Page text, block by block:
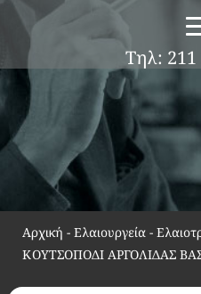
Τηλ: 211
Αρχική - Ελαιουργεία -
ΚΟΥΤΣΟΠΟΔΙ ΑΡΓΟΛΙΔΑΣ